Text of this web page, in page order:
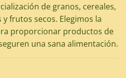
de granos, cereales,
frutos secos. Elegimos la
proporcionar productos de
una sana alimentación.